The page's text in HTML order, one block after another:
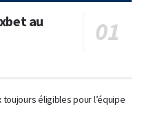
au
éligibles pour l’équipe